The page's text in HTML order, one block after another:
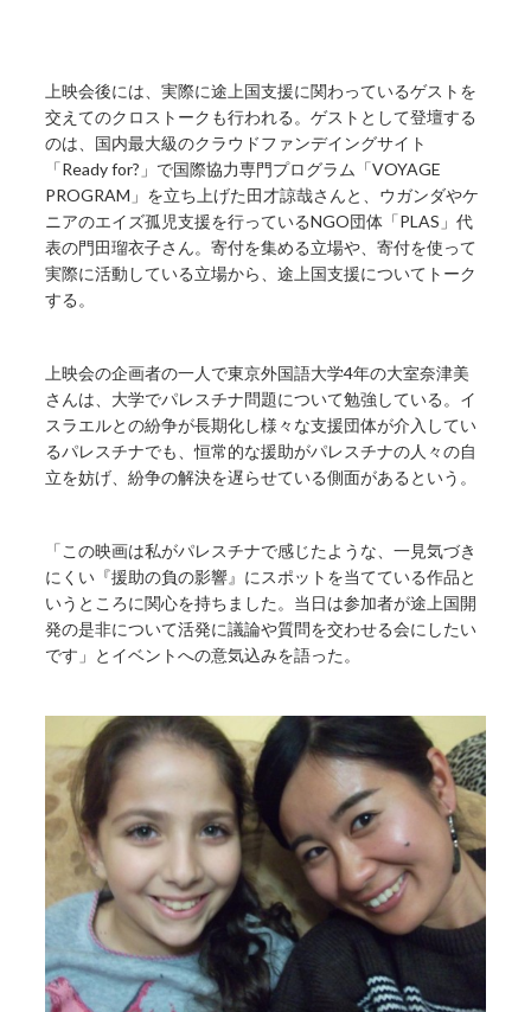
上映会後には、実際に途上国支援に関わっているゲストを
交えてのクロストークも行われる。ゲストとして登壇する
のは、国内最大級のクラウドファンデイングサイト
「Ready for?」で国際協力専門プログラム「VOYAGE
PROGRAM」を立ち上げた田才諒哉さんと、ウガンダやケ
ニアのエイズ孤児支援を行っているNGO団体「PLAS」代
表の門田瑠衣子さん。寄付を集める立場や、寄付を使って
実際に活動している立場から、途上国支援についてトーク
する。
上映会の企画者の一人で東京外国語大学4年の大室奈津美
さんは、大学でパレスチナ問題について勉強している。イ
スラエルとの紛争が長期化し様々な支援団体が介入してい
るパレスチナでも、恒常的な援助がパレスチナの人々の自
立を妨げ、紛争の解決を遅らせている側面があるという。
「この映画は私がパレスチナで感じたような、一見気づき
にくい『援助の負の影響』にスポットを当てている作品と
いうところに関心を持ちました。当日は参加者が途上国開
発の是非について活発に議論や質問を交わせる会にしたい
です」とイベントへの意気込みを語った。